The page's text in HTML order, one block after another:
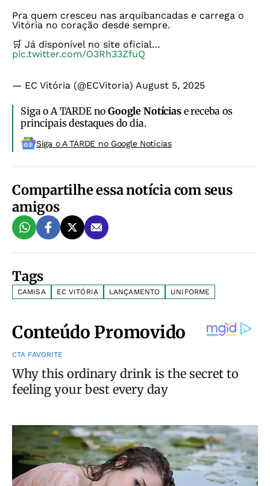
Pra quem cresceu nas arquibancadas e carrega o
Vitória no coração desde sempre.
🛒 Já disponível no site oficial…
pic.twitter.com/O3Rh33ZfuQ
— EC Vitória (@ECVitoria) August 5, 2025
Siga o A TARDE noGoogle Notíciase receba os
principais destaques do dia.
Siga o A TARDE no Google Noticias
Compartilhe essa notícia com seus
amigos
Tags
CAMISA EC VITÓRIA LANÇAMENTO UNIFORME